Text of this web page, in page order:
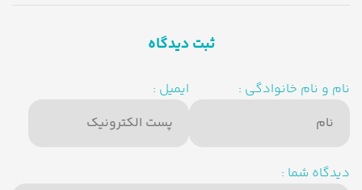
ثبت دیدگاه
نام و نام خانوادگی : ایمیل :
دیدگاه شما :